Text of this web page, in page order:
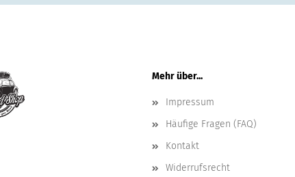
Mehr über...
Impressum
Häufige Fragen (FAQ)
Kontakt
Widerrufsrecht